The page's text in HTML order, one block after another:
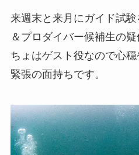
来週末と来月にガイド試
＆プロダイバー候補生の
ちょはゲスト役なので心
緊張の面持ちです。